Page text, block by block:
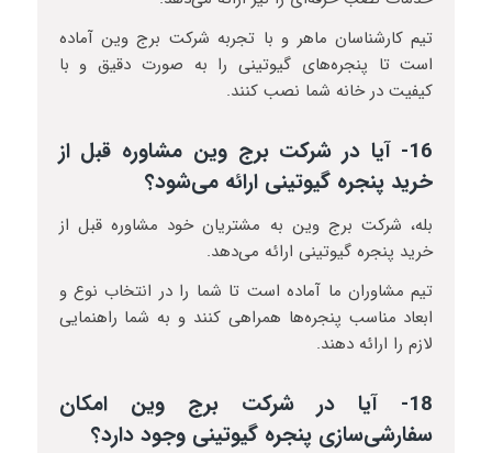
تیم کارشناسان ماهر و با تجربه شرکت برج وین آماده
است تا پنجره‌های گیوتینی را به صورت دقیق و با
کیفیت در خانه شما نصب کنند.
16- آیا در شرکت برج وین مشاوره قبل از
خرید پنجره گیوتینی ارائه می‌شود؟
بله، شرکت برج وین به مشتریان خود مشاوره قبل از
خرید پنجره گیوتینی ارائه می‌دهد.
تیم مشاوران ما آماده است تا شما را در انتخاب نوع و
ابعاد مناسب پنجره‌ها همراهی کنند و به شما راهنمایی
لازم را ارائه دهند.
18- آیا در شرکت برج وین امکان
سفارشی‌سازی پنجره گیوتینی وجود دارد؟